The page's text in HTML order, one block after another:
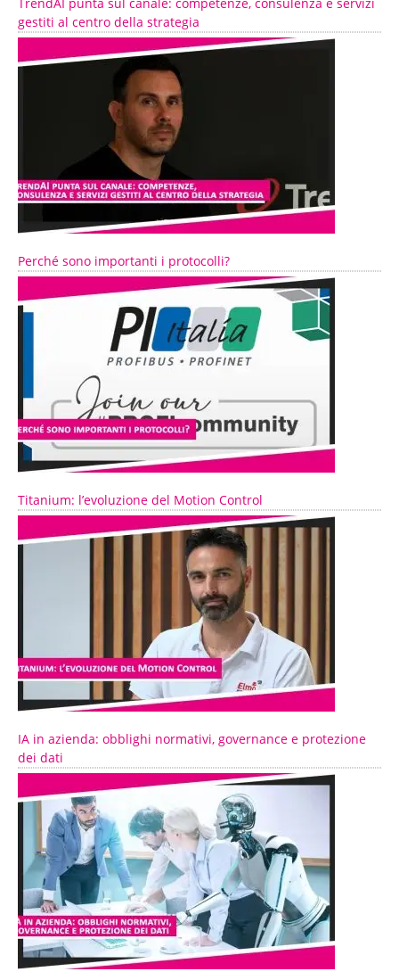
gestiti al centro della strategia
Perché sono importanti i protocolli?
Titanium: l’evoluzione del Motion Control
IA in azienda: obblighi normativi, governance e protezione
dei dati